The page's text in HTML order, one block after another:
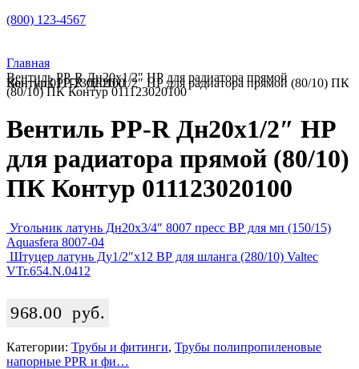
(800) 123-4567
Главная
Вентиль PP-R Дн20х1/2″ НР для радиатора прямой
(80/10) ПК Контур 011123020100
Вентиль PP-R Дн20х1/2″ НР для радиатора прямой (80/10) ПК Контур 011123020100
Вентиль PP-R Дн20х1/2″ НР
для радиатора прямой (80/10)
ПК Контур 011123020100
Угольник латунь Дн20х3/4″ 8007 пресс ВР для мп (150/15)
Aquasfera 8007-04
Штуцер латунь Ду1/2″х12 ВР для шланга (280/10) Valtec
VTr.654.N.0412
968.00 руб.
Категории: Трубы и фитинги, Трубы полипропиленовые
напорные PPR и фи…